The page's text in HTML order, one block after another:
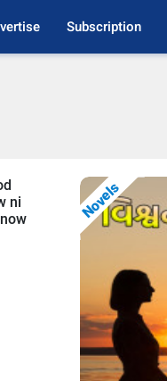
Subscription
ni
Novels